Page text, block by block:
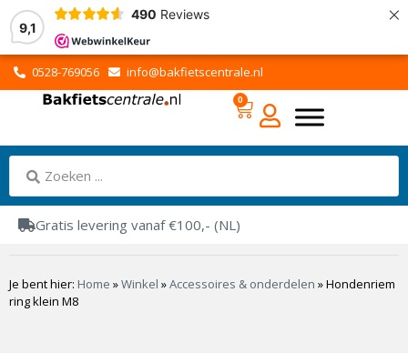
9,1
490 Reviews ×
0528-769056 info@bakfietscentrale.nl
0
Gratis levering vanaf €100,- (NL)
Je bent hier: Home »Winkel »Accessoires & onderdelen »Hondenriem
ring klein M8